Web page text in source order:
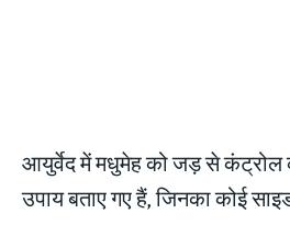
आयुर्वेद में मधुमेह को जड़ से
उपाय बताए गए हैं, जिनका कोई